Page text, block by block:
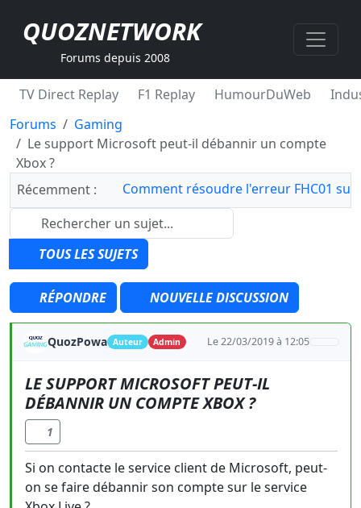
QUOZNETWORK
Forums depuis 2008
TV Direct Replay F1 Replay HumourDuWeb
Forums
Gaming
Le support Microsoft peut-il débannir un compte
Xbox ?
Récemment :
Comment résoudre l'erreur FHC01 sur
TOUS LES SUJETS
RÉPONDRE NOUVELLE DISCUSSION
QuozPowa Auteur Admin Le 22/03/2019 à 12:05
LE SUPPORT MICROSOFT PEUT-IL
DÉBANNIR UN COMPTE XBOX ?
1
Si on contacte le service client de Microsoft, peut-
on se faire débannir son compte sur le service